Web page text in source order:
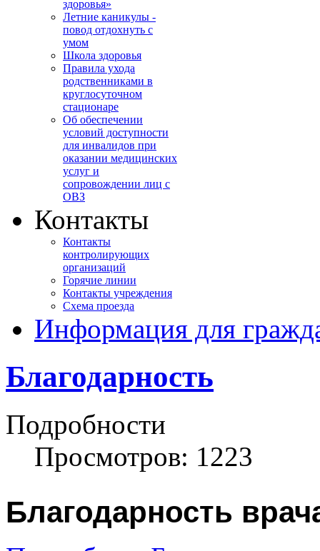
здоровья»
Летние каникулы -
повод отдохнуть с
умом
Школа здоровья
Правила ухода
родственниками в
круглосуточном
стационаре
Об обеспечении
условий доступности
для инвалидов при
оказании медицинских
услуг и
сопровождении лиц с
ОВЗ
Контакты
Контакты
контролирующих
организаций
Горячие линии
Контакты учреждения
Схема проезда
Информация для
Благодарность
Подробности
Просмотров: 1223
Благодарность